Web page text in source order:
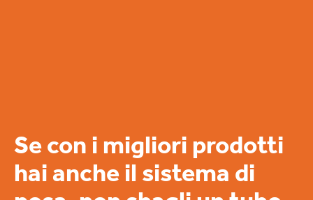
Se con i migliori prodotti
hai anche il sistema di